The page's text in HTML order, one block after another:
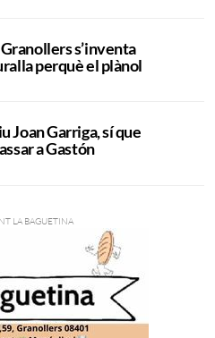
s’inventa
perquè el plànol
Joan Garriga, sí que
a Gastón